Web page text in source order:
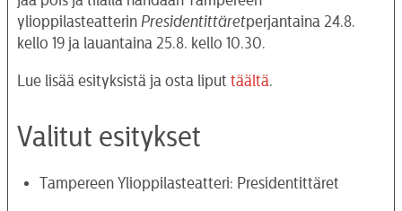
ylioppilasteatterin Presidentittäretperjantaina 24.8.
kello 19 ja lauantaina 25.8. kello 10.30.
Lue lisää esityksistä ja osta liput täältä.
Valitut esitykset
Tampereen Ylioppilasteatteri: Presidentittäret